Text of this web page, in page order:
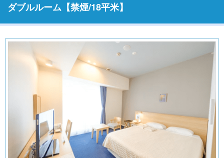
ダブルルーム【禁煙/18平米】